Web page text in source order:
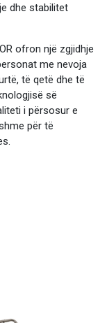
dhe stabilitet
ofron një zgjidhje
me nevoja
të qetë dhe të
së
i përsosur e
për të